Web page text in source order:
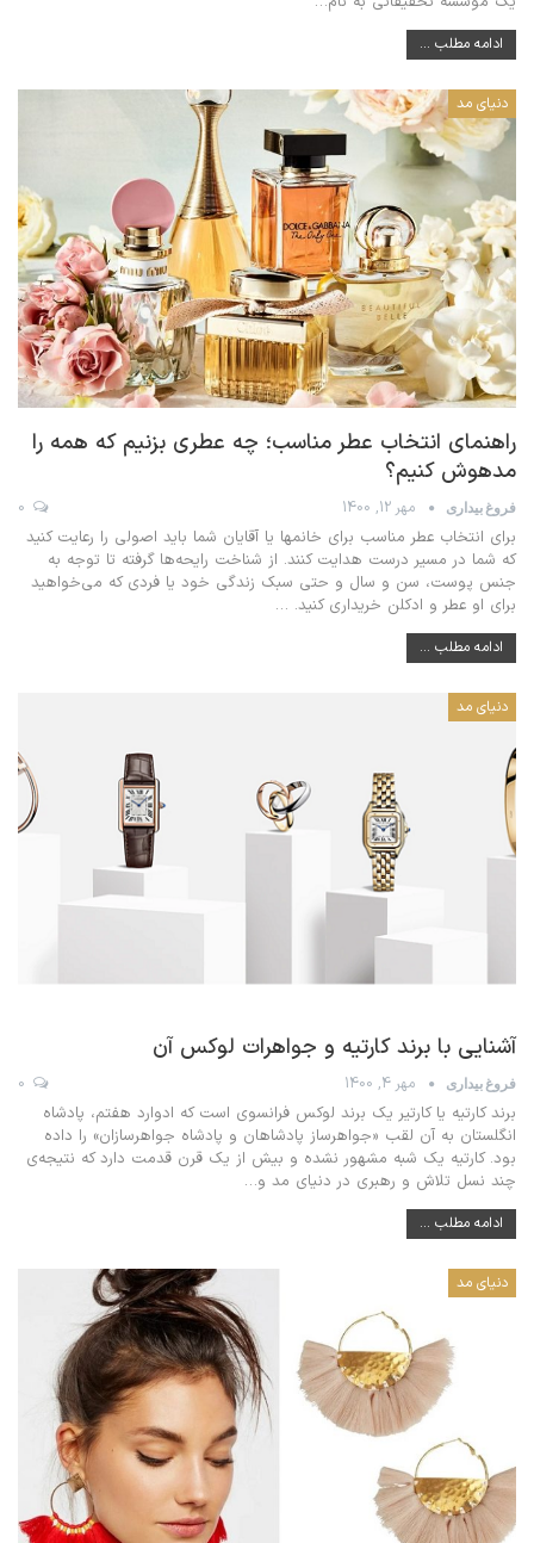
ادامه مطلب ...
دنیای مد
راهنمای انتخاب عطر مناسب؛ چه عطری بزنیم که همه را
مدهوش کنیم؟
فروغ بیداری مهر 12, 1400
برای انتخاب عطر مناسب برای خانمها یا آقایان شما باید اصولی را رعایت کنید
که شما در مسیر درست هدایت کنند. از شناخت رایحه‌ها گرفته تا توجه به
جنس پوست، سن و سال و حتی سبک زندگی خود یا فردی که می‌خواهید
برای او عطر و ادکلن خریداری کنید. …
ادامه مطلب ...
دنیای مد
آشنایی با برند کارتیه و جواهرات لوکس آن
فروغ بیداری مهر 4, 1400
برند کارتیه یا کارتیر یک برند لوکس فرانسوی است که ادوارد هفتم، پادشاه
انگلستان به آن لقب «جواهرساز پادشاهان و پادشاه جواهرسازان» را داده
بود. کارتیه یک شبه مشهور نشده و بیش از یک قرن قدمت دارد که نتیجه‌ی
چند نسل تلاش و رهبری در دنیای مد و…
ادامه مطلب ...
دنیای مد